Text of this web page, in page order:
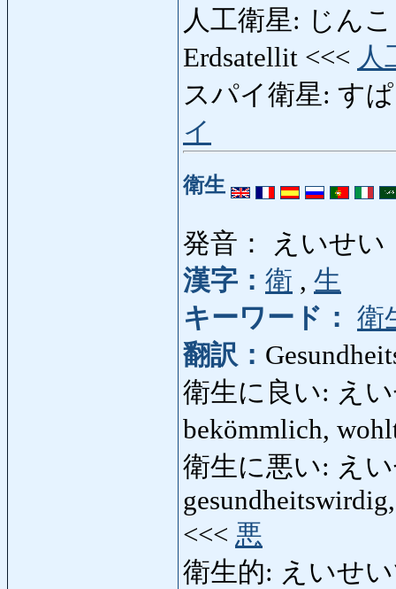
人工衛星: じん
Erdsatellit <<< 人
スパイ衛星: す
イ
衛生
発音： えいせい
漢字： 衛 , 生
キーワード： 衛
翻訳：
衛生に良い: えい
bekömmlich,
衛生に悪い: えい
<<< 悪
衛生的: えいせい